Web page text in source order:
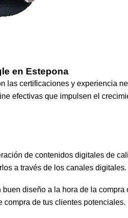
en Estepona
las certificaciones y experiencia
efectivas que impulsen el
de contenidos digitales de
a través de los canales digitales.
diseño a la hora de la
de tus clientes potenciales.